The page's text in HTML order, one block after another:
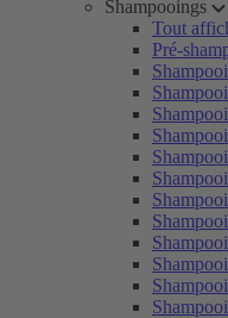
Shampooings
Tout
Pré-